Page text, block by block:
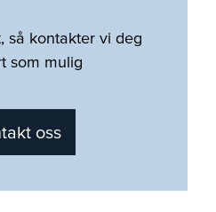
så kontakter vi deg
som mulig
oss